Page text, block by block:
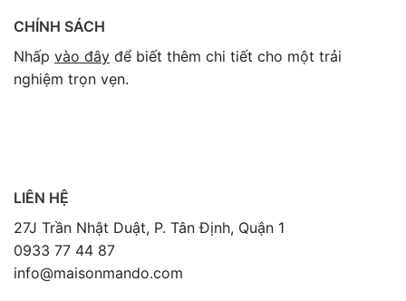
CHÍNH SÁCH
Nhấp vào đây để biết thêm chi tiết cho một trải
nghiệm trọn vẹn.
LIÊN HỆ
27J Trần Nhật Duật, P. Tân Định, Quận 1
0933 77 44 87
info@maisonmando.com